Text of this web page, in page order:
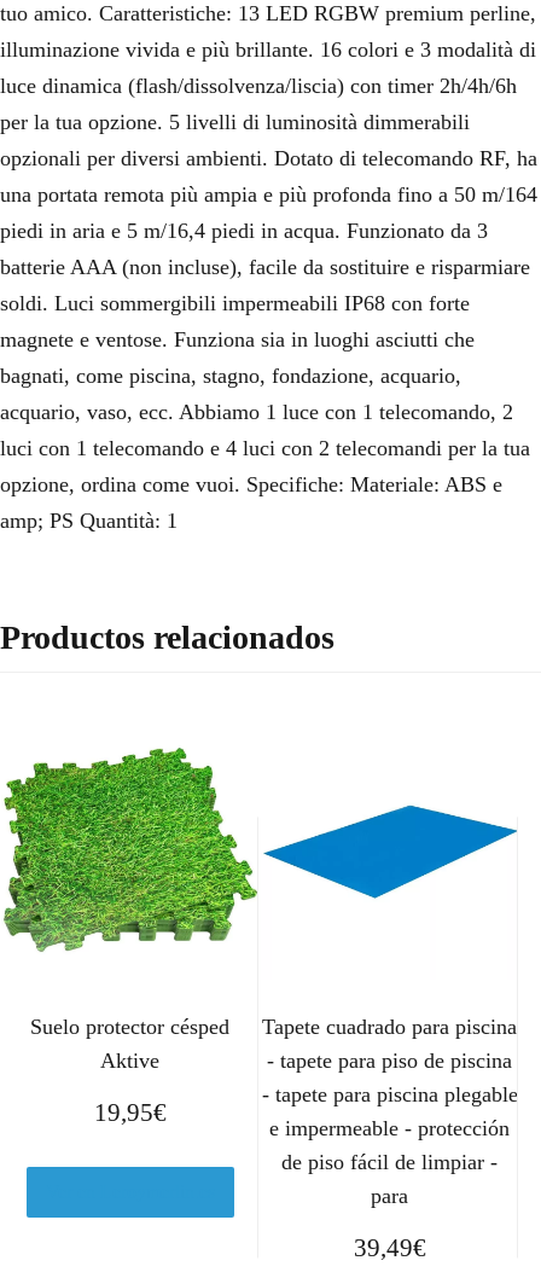
tuo amico. Caratteristiche: 13 LED RGBW premium perline,
illuminazione vivida e più brillante. 16 colori e 3 modalità di
luce dinamica (flash/dissolvenza/liscia) con timer 2h/4h/6h
per la tua opzione. 5 livelli di luminosità dimmerabili
opzionali per diversi ambienti. Dotato di telecomando RF, ha
una portata remota più ampia e più profonda fino a 50 m/164
piedi in aria e 5 m/16,4 piedi in acqua. Funzionato da 3
batterie AAA (non incluse), facile da sostituire e risparmiare
soldi. Luci sommergibili impermeabili IP68 con forte
magnete e ventose. Funziona sia in luoghi asciutti che
bagnati, come piscina, stagno, fondazione, acquario,
acquario, vaso, ecc. Abbiamo 1 luce con 1 telecomando, 2
luci con 1 telecomando e 4 luci con 2 telecomandi per la tua
opzione, ordina come vuoi. Specifiche: Materiale: ABS e
amp; PS Quantità: 1
Productos relacionados
Suelo protector césped
Aktive
19,95€
Tapete cuadrado para piscina
- tapete para piso de piscina
- tapete para piscina plegable
e impermeable - protección
de piso fácil de limpiar -
para
39,49€